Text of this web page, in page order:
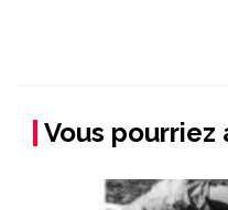
Vous pourriez